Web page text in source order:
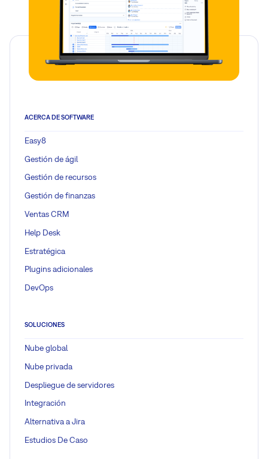
ACERCA DE SOFTWARE
Easy8
Gestión de ágil
Gestión de recursos
Gestión de finanzas
Ventas CRM
Help Desk
Estratégica
Plugins adicionales
DevOps
SOLUCIONES
Nube global
Nube privada
Despliegue de servidores
Integración
Alternativa a Jira
Estudios De Caso